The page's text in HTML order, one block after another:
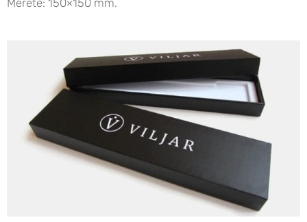
Mérete: 150×150 mm.